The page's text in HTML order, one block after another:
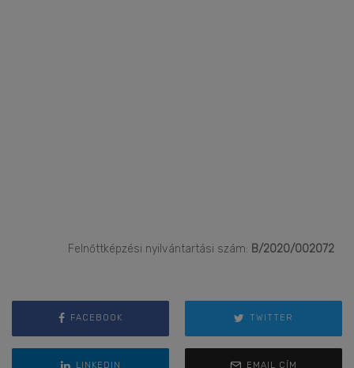
Felnőttképzési nyilvántartási szám: B/2020/002072
FACEBOOK TWITTER
LINKEDIN EMAIL CÍM